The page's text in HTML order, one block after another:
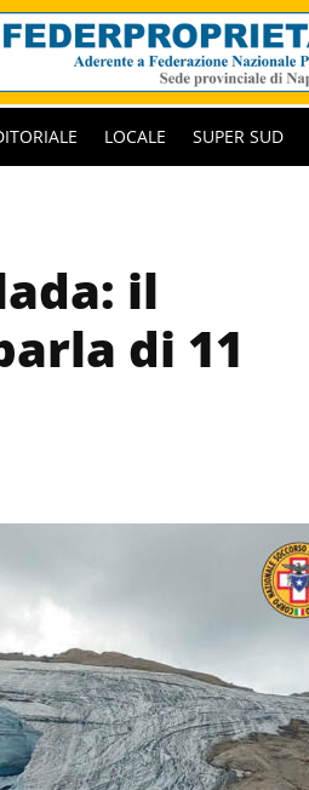
LOCALE SUPER SUD
il
di 11